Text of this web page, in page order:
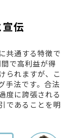
伝
共通する特徴で
で高利益が得
られますが、こ
手法です。合法
度に誇張される
であることを明